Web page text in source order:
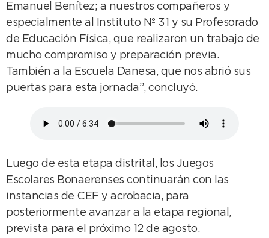
Emanuel Benítez; a nuestros compañeros y
especialmente al Instituto Nº 31 y su Profesorado
de Educación Física, que realizaron un trabajo de
mucho compromiso y preparación previa.
También a la Escuela Danesa, que nos abrió sus
puertas para esta jornada”, concluyó.
Luego de esta etapa distrital, los Juegos
Escolares Bonaerenses continuarán con las
instancias de CEF y acrobacia, para
posteriormente avanzar a la etapa regional,
prevista para el próximo 12 de agosto.